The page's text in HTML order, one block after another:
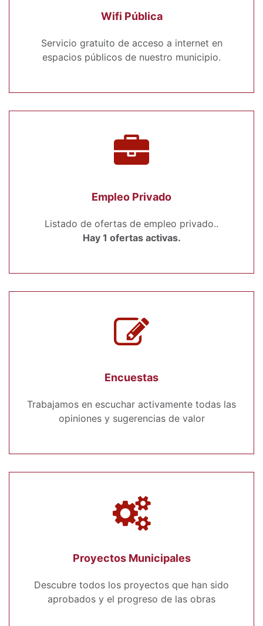
Wifi Pública
Servicio gratuito de acceso a internet en
espacios públicos de nuestro municipio.
Empleo Privado
Listado de ofertas de empleo privado..
Hay 1 ofertas activas.
Encuestas
Trabajamos en escuchar activamente todas las
opiniones y sugerencias de valor
Proyectos Municipales
Descubre todos los proyectos que han sido
aprobados y el progreso de las obras